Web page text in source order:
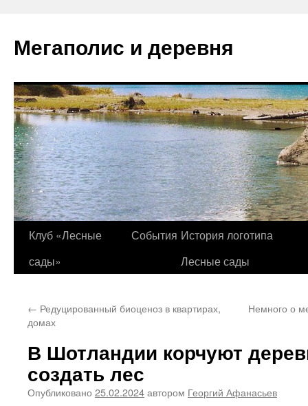
содержимому
Мегаполис и деревня
Клуб «Лесные
сады»
События История логотипа
Лесные сады
← Редуцированный биоценоз в квартирах,
домах
Немного о
В Шотландии корчуют
создать лес
Опубликовано 25.02.2024автором Георгий Афанасьев